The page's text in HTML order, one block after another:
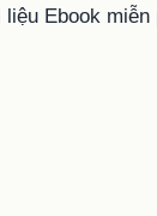
Ebook miễn